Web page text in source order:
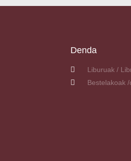
Denda
Liburuak /
Bestelakoak